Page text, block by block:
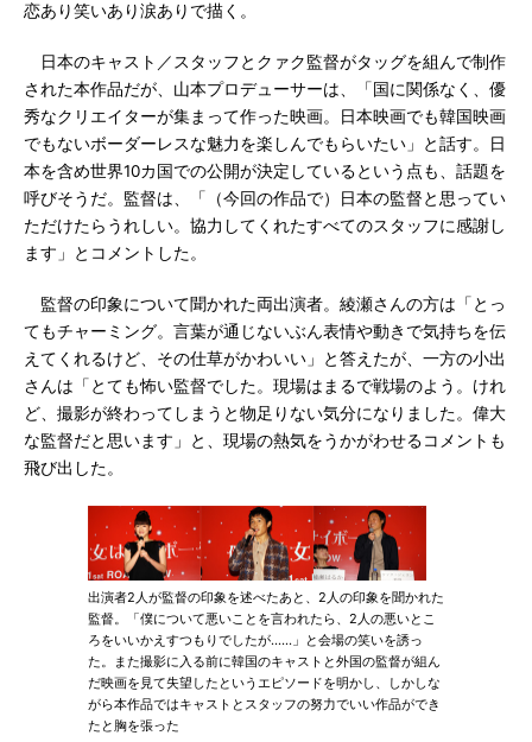
恋あり笑いあり涙ありで描く。
日本のキャスト／スタッフとクァク監督がタッグを組んで制作
された本作品だが、山本プロデューサーは、「国に関係なく、優
秀なクリエイターが集まって作った映画。日本映画でも韓国映画
でもないボーダーレスな魅力を楽しんでもらいたい」と話す。日
本を含め世界10カ国での公開が決定しているという点も、話題を
呼びそうだ。監督は、「（今回の作品で）日本の監督と思ってい
ただけたらうれしい。協力してくれたすべてのスタッフに感謝し
ます」とコメントした。
監督の印象について聞かれた両出演者。綾瀬さんの方は「とっ
てもチャーミング。言葉が通じないぶん表情や動きで気持ちを伝
えてくれるけど、その仕草がかわいい」と答えたが、一方の小出
さんは「とても怖い監督でした。現場はまるで戦場のよう。けれ
ど、撮影が終わってしまうと物足りない気分になりました。偉大
な監督だと思います」と、現場の熱気をうかがわせるコメントも
飛び出した。
出演者2人が監督の印象を述べたあと、2人の印象を聞かれた
監督。「僕について悪いことを言われたら、2人の悪いとこ
ろをいいかえすつもりでしたが……」と会場の笑いを誘っ
た。また撮影に入る前に韓国のキャストと外国の監督が組ん
だ映画を見て失望したというエピソードを明かし、しかしな
がら本作品ではキャストとスタッフの努力でいい作品ができ
たと胸を張った